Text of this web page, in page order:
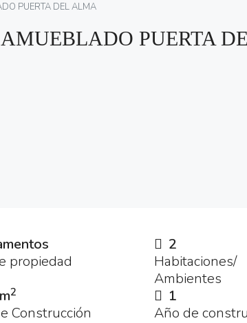
PUERTA DEL ALMA
PUERTA
propiedad
2
Habitaciones/
Ambientes
2
Construcción
1
Año de